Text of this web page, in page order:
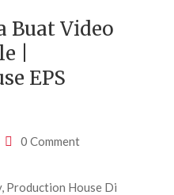
Buat Video
|
EPS
0 Comment
Production House Di